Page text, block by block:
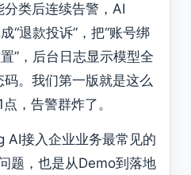
类后连续告警，AI
“退款投诉”，把“账号绑
”，后台日志显示模型全
。我们第一版就是这么
，告警群炸了。
AI接入企业业务最常见的
题，也是从Demo到落地